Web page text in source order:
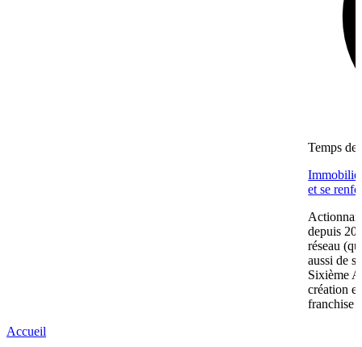
Temps de
et se
depuis
réseau
aussi de
Sixième
création
franchise
Accueil